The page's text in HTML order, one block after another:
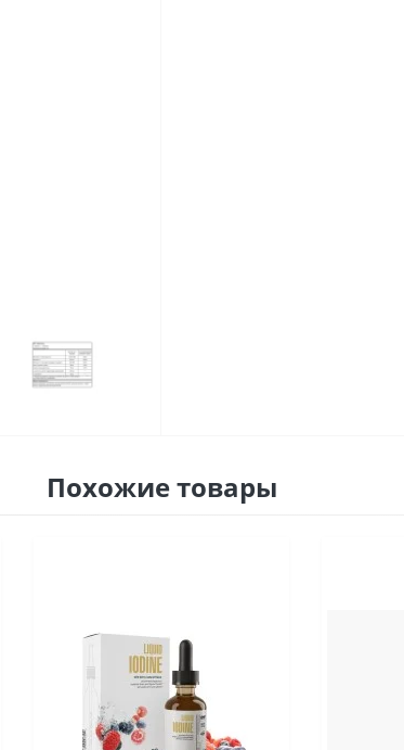
Похожие товары